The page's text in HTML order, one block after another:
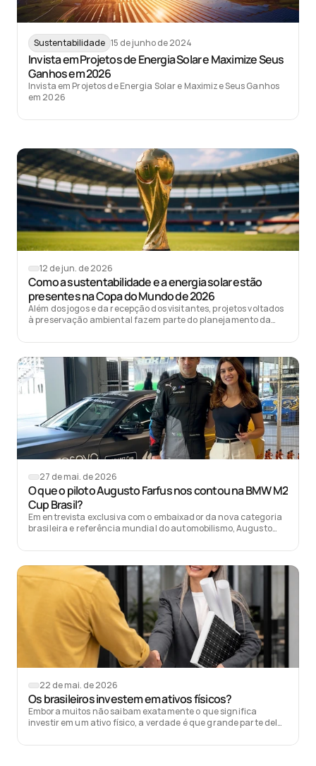
Sustentabilidade 15 de junho de 2024
Invista em Projetos de Energia Solar e Maximize Seus
Ganhos em 2026
Invista em Projetos de Energia Solar e Maximize Seus Ganhos
em 2026
12 de jun. de 2026
Como a sustentabilidade e a energia solar estão
presentes na Copa do Mundo de 2026
Além dos jogos e da recepção dos visitantes, projetos voltados
à preservação ambiental fazem parte do planejamento da
sustentáveis.
27 de mai. de 2026
O que o piloto Augusto Farfus nos contou na BMW M2
Cup Brasil?
Em entrevista exclusiva com o embaixador da nova categoria
brasileira e referência mundial do automobilismo, Augusto
sustentabilidade presente nos carros da BMW.
22 de mai. de 2026
Os brasileiros investem em ativos físicos?
Embora muitos não saibam exatamente o que significa
investir em um ativo físico, a verdade é que grande parte deles